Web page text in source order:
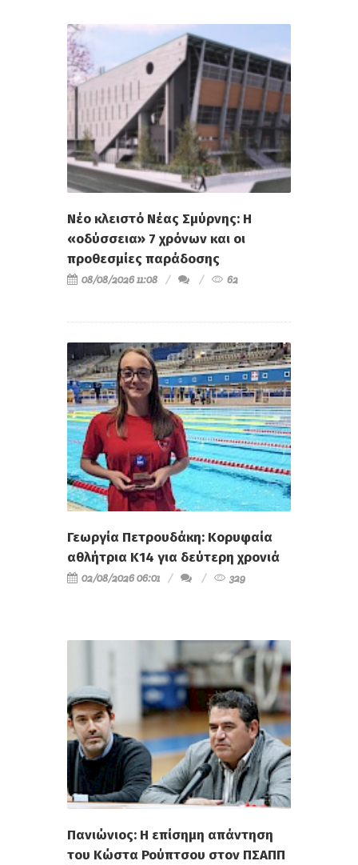
Νέο κλειστό Νέας Σμύρνης: Η
«οδύσσεια» 7 χρόνων και οι
προθεσμίες παράδοσης
08/08/2026 11:08 62
Γεωργία Πετρουδάκη: Κορυφαία
αθλήτρια Κ14 για δεύτερη χρονιά
02/08/2026 06:01 329
Πανιώνιος: Η επίσημη απάντηση
του Κώστα Ρούπτσου στον ΠΣΑΠΠ